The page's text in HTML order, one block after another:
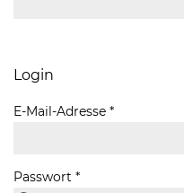
Login
E-Mail-Adresse *
Passwort *